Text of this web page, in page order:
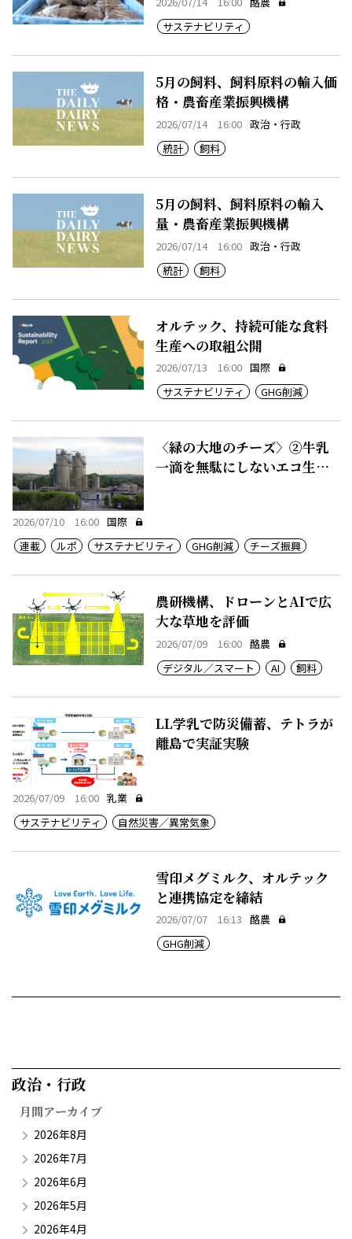
サステナビリティ
5月の飼料、飼料原料の輸入価
格・農畜産業振興機構
2026/07/14 16:00 政治・行政
統計
飼料
5月の飼料、飼料原料の輸入
量・農畜産業振興機構
2026/07/14 16:00 政治・行政
統計
飼料
オルテック、持続可能な食料
生産への取組公開
2026/07/13 16:00 国際
サステナビリティ
GHG削減
〈緑の大地のチーズ〉②牛乳
一滴を無駄にしないエコ生産
2026/07/10 16:00 国際
連載
ルポ サステナビリティ GHG削減 チーズ振興
農研機構、ドローンとAIで広
大な草地を評価
2026/07/09 16:00 酪農
デジタル／スマート
AI 飼料
LL学乳で防災備蓄、テトラが
離島で実証実験
2026/07/09 16:00 乳業
サステナビリティ
自然災害／異常気象
雪印メグミルク、オルテック
と連携協定を締結
2026/07/07 16:13 酪農
GHG削減
政治・行政​
月間アーカイブ
2026年8月
2026年7月
2026年6月
2026年5月
2026年4月